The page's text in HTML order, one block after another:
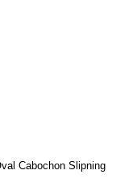
Cabochon Slipning